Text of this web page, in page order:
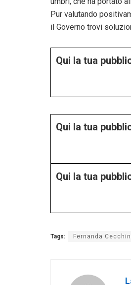
Pur valutando
il Governo trovi
Qui la tua
Qui la tua
Qui la tua
Tags: Fernanda